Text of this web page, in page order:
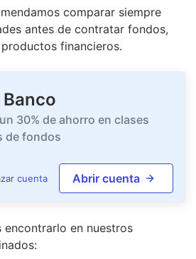
comparar siempre
antes de contratar fondos,
financieros.
Banco
30% de ahorro en clases
de fondos
cuenta Abrir cuenta
encontrarlo en nuestros
s: